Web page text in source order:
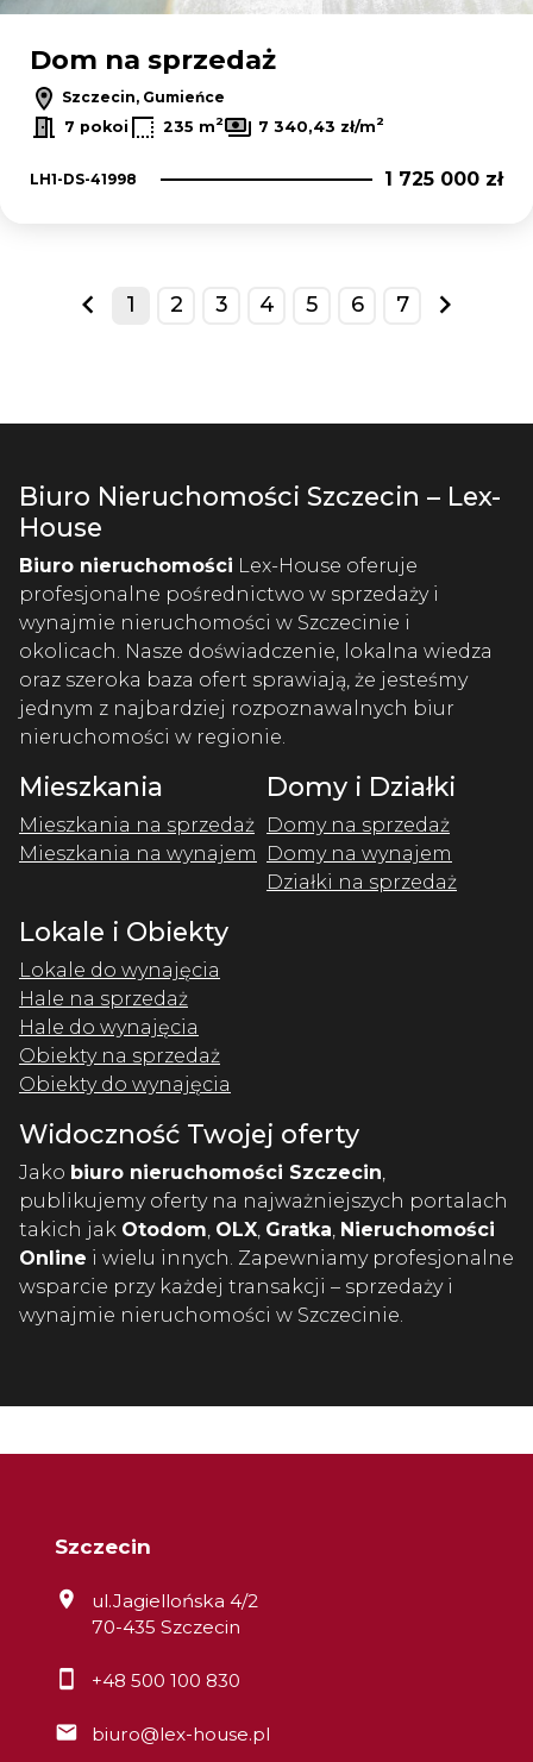
Dom na sprzedaż
Szczecin, Gumieńce
7 pokoi
235 m2 7 340,43 zł/m2
LH1-DS-41998 1 725 000 zł
prev
1 2 3 4 5 6 7
next
Biuro Nieruchomości Szczecin – Lex-
House
Biuro nieruchomości Lex-House oferuje
profesjonalne pośrednictwo w sprzedaży i
wynajmie nieruchomości w Szczecinie i
okolicach. Nasze doświadczenie, lokalna wiedza
oraz szeroka baza ofert sprawiają, że jesteśmy
jednym z najbardziej rozpoznawalnych biur
nieruchomości w regionie.
Mieszkania
Mieszkania na sprzedaż
Mieszkania na wynajem
Domy i Działki
Domy na sprzedaż
Domy na wynajem
Działki na sprzedaż
Lokale i Obiekty
Lokale do wynajęcia
Hale na sprzedaż
Hale do wynajęcia
Obiekty na sprzedaż
Obiekty do wynajęcia
Widoczność Twojej oferty
Jako biuro nieruchomości Szczecin
publikujemy oferty na najważniejszych portalach
takich jak Otodom OLX Gratka Nieruchomości
Online i wielu innych. Zapewniamy profesjonalne
wsparcie przy każdej transakcji – sprzedaży i
wynajmie nieruchomości w Szczecinie.
Szczecin
ul.Jagiellońska 4/2
70-435 Szczecin
+48 500 100 830
biuro@lex-house.pl